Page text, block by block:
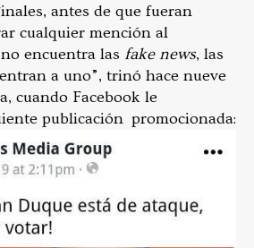
antes de que fueran
cualquier mención al
encuentra las fake news, las
a uno”, trinó hace nueve
cuando Facebook le
publicación promocionada: